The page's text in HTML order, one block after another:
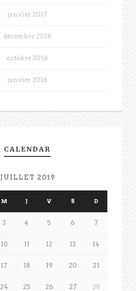
janvier 2017
décembre 2016
octobre 2016
janvier 2016
CALENDAR
JUILLET 2019
M J V S D
3 4 5 6 7
10 11 12 13 14
17 18 19 20 21
24 25 26 27 28